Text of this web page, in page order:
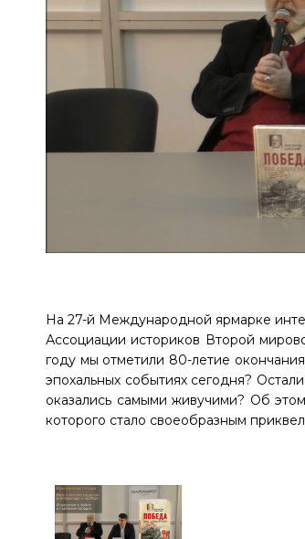
На 27-й Международной ярмарке
Ассоциации историков Второй
году мы отметили 80-летие
эпохальных событиях сегодня?
оказались самыми живучими? Об
которого стало своеобразным